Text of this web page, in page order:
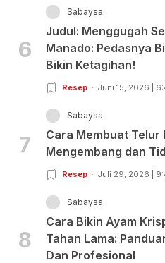
6
Sabaysa
Judul: Menggugah
Manado: Pedasnya
Bikin Ketagihan!
Resep Juni 15, 2026 |
7
Sabaysa
Cara Membuat Telur
Mengembang dan
Resep Juli 29, 2026 |
8
Sabaysa
Cara Bikin Ayam
Tahan Lama:
Dan Profesional